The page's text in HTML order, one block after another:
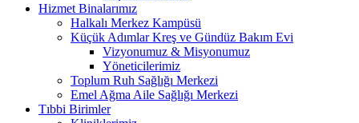
Hizmet Binalarımız
Halkalı Merkez Kampüsü
Küçük Adımlar Kreş ve Gündüz Bakım Evi
Vizyonumuz & Misyonumuz
Yöneticilerimiz
Toplum Ruh Sağlığı Merkezi
Emel Ağma Aile Sağlığı Merkezi
Tıbbi Birimler